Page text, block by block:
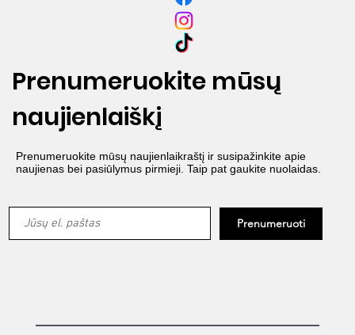
Prenumeruokite mūsų
naujienlaiškį
Prenumeruoti
Prenumeruokite mūsų naujienlaikraštį ir susipažinkite apie
naujienas bei pasiūlymus pirmieji. Taip pat gaukite nuolaidas.